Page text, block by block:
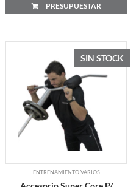
PRESUPUESTAR
SIN STOCK
ENTRENAMIENTO VARIOS